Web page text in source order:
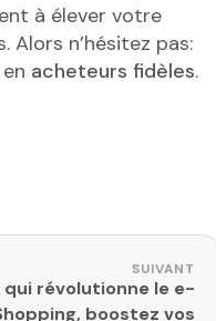
à élever votre
n’hésitez pas:
acheteurs fidèles.
SUIVANT
qui révolutionne le e-
boostez vos